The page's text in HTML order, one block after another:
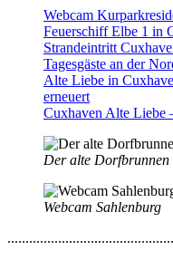
Webcam
Feuerschiff Elbe 1 in
Strandeintritt
Tagesgäste an der
Alte Liebe in
erneuert
Cuxhaven Alte Liebe
Der alte
Webcam Sahlenburg